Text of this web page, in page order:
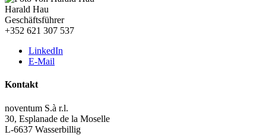
Harald Hau
Geschäftsführer
+352 621 307 537
LinkedIn
E-Mail
Kontakt
noventum S.à r.l.
30, Esplanade de la Moselle
L-6637 Wasserbillig